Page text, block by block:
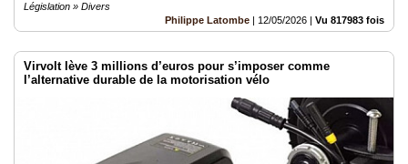
Législation » Divers
Philippe Latombe | 12/05/2026 | Vu 817983 fois
Virvolt lève 3 millions d’euros pour s’imposer comme
l’alternative durable de la motorisation vélo